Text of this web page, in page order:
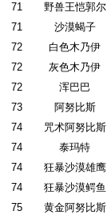
71 野兽王恺郭尔
71
沙漠蝎子
72
白色木乃伊
72
灰色木乃伊
72
浑巴巴
73
阿努比斯
74
咒术阿努比斯
74
泰玛特
74
狂暴沙漠雄鹰
74
狂暴沙漠鳄鱼
75
黄金阿努比斯